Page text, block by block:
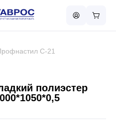
С-21
полиэстер